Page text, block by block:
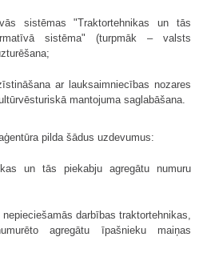
sistēmas "Traktortehnikas un tās
sistēma" (turpmāk – valsts
ar lauksaimniecības nozares
mantojuma saglabāšana.
pilda šādus uzdevumus:
un tās piekabju agregātu numuru
darbības traktortehnikas,
agregātu īpašnieku maiņas